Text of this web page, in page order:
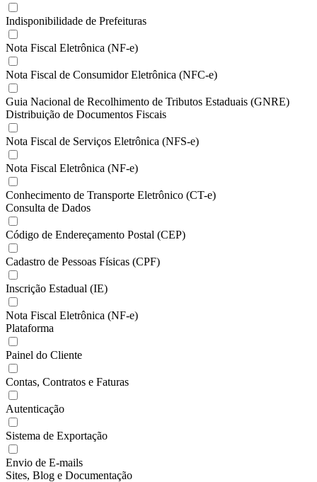
Indisponibilidade de Prefeituras
Nota Fiscal Eletrônica (NF-e)
Nota Fiscal de Consumidor Eletrônica (NFC-e)
Guia Nacional de Recolhimento de Tributos Estaduais (GNRE)
Distribuição de Documentos Fiscais
Nota Fiscal de Serviços Eletrônica (NFS-e)
Nota Fiscal Eletrônica (NF-e)
Conhecimento de Transporte Eletrônico (CT-e)
Consulta de Dados
Código de Endereçamento Postal (CEP)
Cadastro de Pessoas Físicas (CPF)
Inscrição Estadual (IE)
Nota Fiscal Eletrônica (NF-e)
Plataforma
Painel do Cliente
Contas, Contratos e Faturas
Autenticação
Sistema de Exportação
Envio de E-mails
Sites, Blog e Documentação